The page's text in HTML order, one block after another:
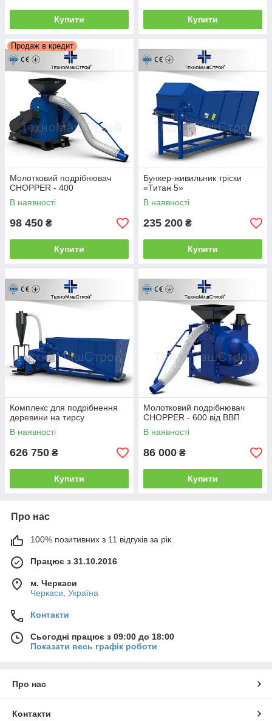
Купити Купити
Продаж в кредит
Молотковий подрібнювач
CHOPPER - 400
В наявності
98 450 ₴
Купити
Бункер-живильник тріски
«Титан 5»
В наявності
235 200 ₴
Купити
Комплекс для подрібнення
деревини на тирсу
В наявності
626 750 ₴
Купити
Молотковий подрібнювач
CHOPPER - 600 від ВВП
В наявності
86 000 ₴
Купити
Про нас
100% позитивних з 11 відгуків за рік
Працює з 31.10.2016
м. Черкаси
Черкаси, Україна
Контакти
Сьогодні працює з 09:00 до 18:00
Показати весь графік роботи
Про нас
Контакти